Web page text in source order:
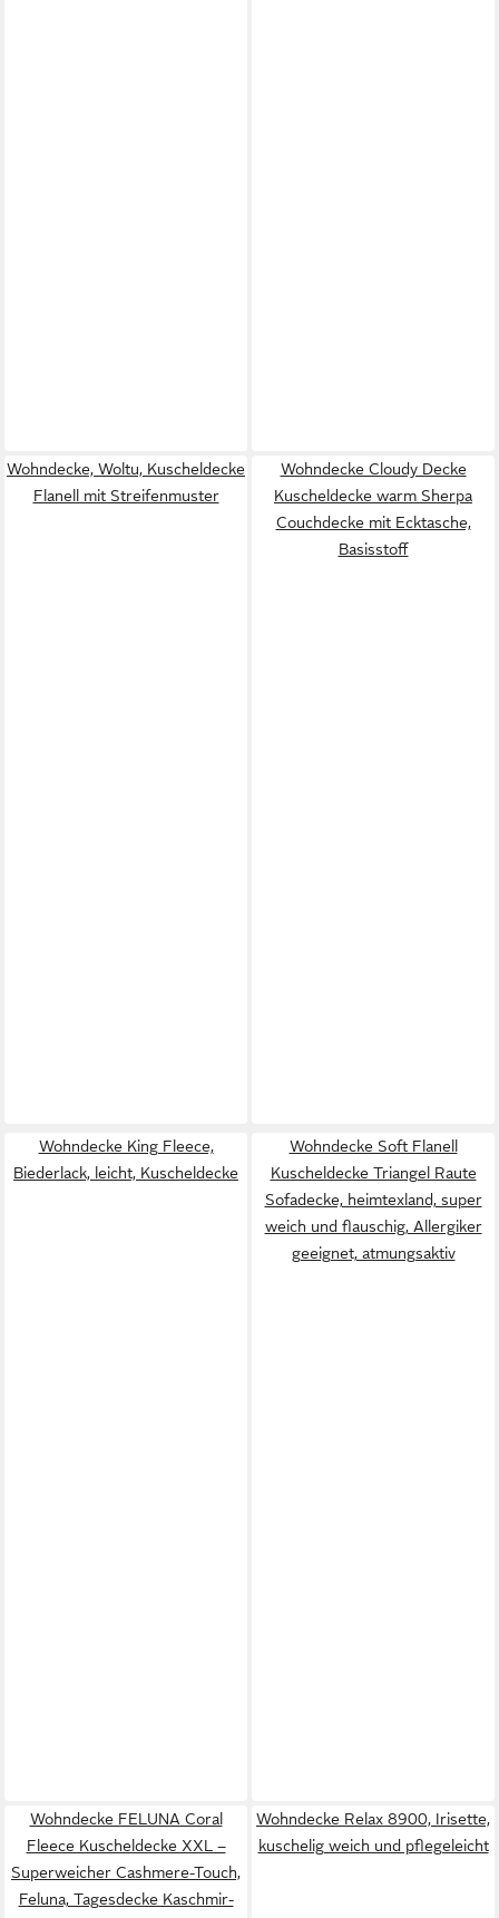
Wohndecke, Woltu, Kuscheldecke
Flanell mit Streifenmuster
Wohndecke Cloudy Decke
Kuscheldecke warm Sherpa
Couchdecke mit Ecktasche,
Basisstoff
Wohndecke King Fleece,
Biederlack, leicht, Kuscheldecke
Wohndecke Soft Flanell
Kuscheldecke Triangel Raute
Sofadecke, heimtexland, super
weich und flauschig, Allergiker
geeignet, atmungsaktiv
Wohndecke FELUNA Coral
Fleece Kuscheldecke XXL –
Superweicher Cashmere-Touch,
Feluna, Tagesdecke Kaschmir-
Wohndecke Relax 8900, Irisette,
kuschelig weich und pflegeleicht